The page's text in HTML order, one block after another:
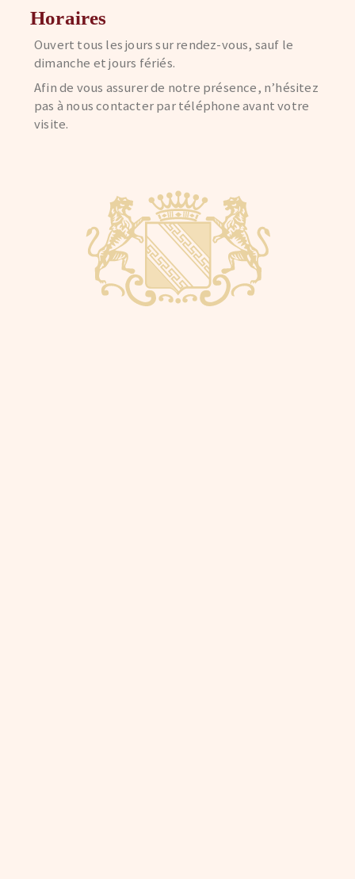
Horaires
Ouvert tous les jours sur rendez-vous, sauf le
dimanche et jours fériés.
Afin de vous assurer de notre présence, n’hésitez
pas à nous contacter par téléphone avant votre
visite.